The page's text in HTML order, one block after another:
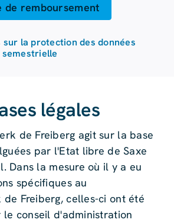
de remboursement
la protection des données
légales
de Freiberg agit sur la base
par l'Etat libre de Saxe
Dans la mesure où il y a eu
spécifiques au
de Freiberg, celles-ci ont été
le conseil d'administration